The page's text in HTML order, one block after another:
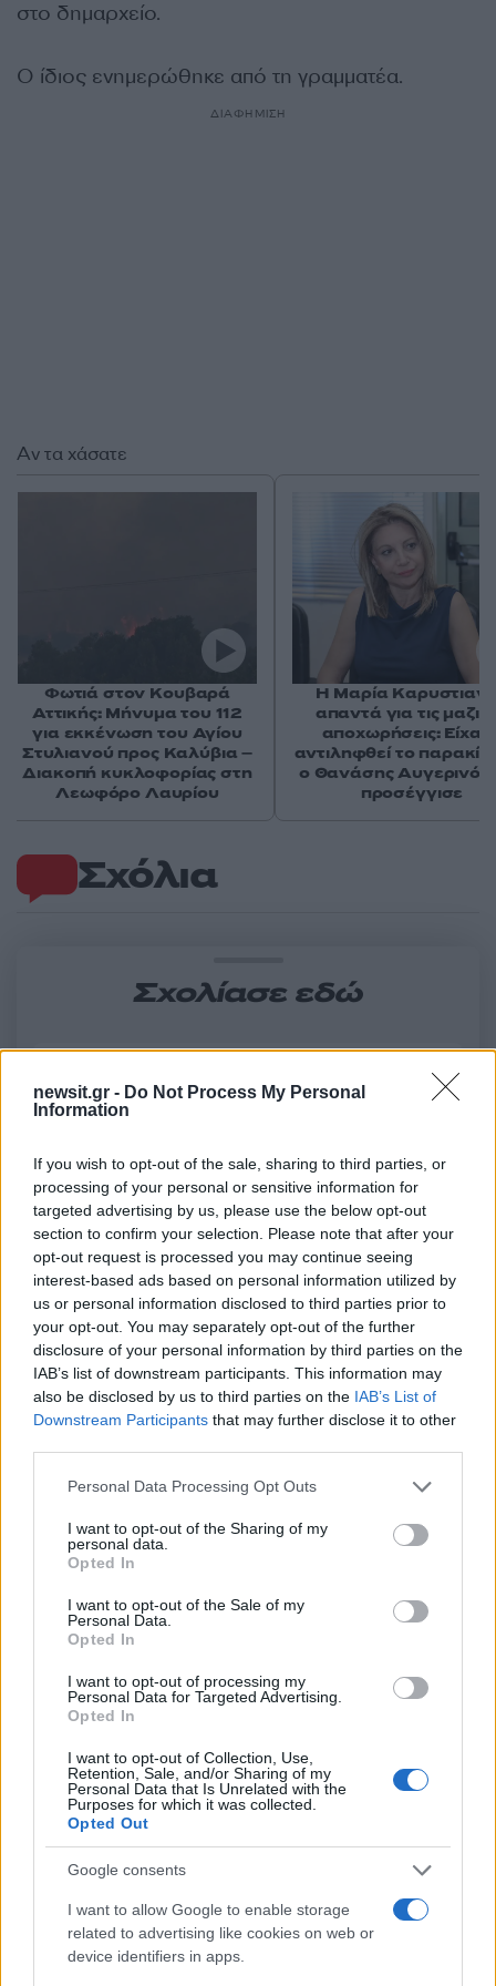
newsit.gr - Do Not Process My Personal
Information
If you wish to opt-out of the sale, sharing to third parties, or
processing of your personal or sensitive information for
targeted advertising by us, please use the below opt-out
section to confirm your selection. Please note that after your
opt-out request is processed you may continue seeing
interest-based ads based on personal information utilized by
us or personal information disclosed to third parties prior to
your opt-out. You may separately opt-out of the further
disclosure of your personal information by third parties on the
IAB’s list of downstream participants. This information may
also be disclosed by us to third parties on the IAB’s List of
Downstream Participants that may further disclose it to other
Please note that this website/app uses one or more Google
not limited to your visit or usage behaviour. You may click to
grant or deny consent to Google and its third-party tags to
use your data for below specified purposes in below Google
consent section.
Personal Data Processing Opt Outs
I want to opt-out of the Sharing of my
personal data.
Opted In
I want to opt-out of the Sale of my
Personal Data.
Opted In
I want to opt-out of processing my
Personal Data for Targeted Advertising.
Opted In
I want to opt-out of Collection, Use,
Retention, Sale, and/or Sharing of my
Personal Data that Is Unrelated with the
Purposes for which it was collected.
Opted Out
Google consents
I want to allow Google to enable storage
related to advertising like cookies on web or
device identifiers in apps.
στο δημαρχείο.
Ο ίδιος ενημερώθηκε από τη γραμματέα.
ΔΙΑΦΗΜΙΣΗ
Σχόλια
Σχολίασε εδώ
2000 /2000
Υποβολή σχολίου
Όροι Χρήσης. Το site προστατεύεται από reCAPTCHA, ισχύουν
Πολιτική Απορρήτου&Όροι Χρήσηςτης Google.
Ελλάδα
ΑΝΔΡΕΑΣ ΠΑΧΑΤΟΥΡΙΔΗΣ
ΦΑΚΕΛΟΣ
Share:
ενημερωθείτε πρώτοι για όλη την ειδησεογραφία και τα
Αν τα χάσατε
Φωτιά στον Κουβαρά
Αττικής: Μήνυμα του 112
για εκκένωση του Αγίου
Στυλιανού προς Καλύβια –
Διακοπή κυκλοφορίας στη
Λεωφόρο Λαυρίου
Η Μαρία
απαντά για τις
αποχωρήσεις:
αντιληφθεί το
ο Θανάσης Αυγερινός
προσέγγισε
Πιο δημοφιλή
Πάρος: «Αν ήταν κάποιος πάνω από την
πισίνα, δε θα είχα θρηνήσει το παιδί μου» –
τα κενά στους ισχυρισμούς του ιδιοκτήτη
του beach bar
Μετέτρεψαν το Σαρακήνικο της Μήλου σε
ελικοδρόμιο – «Πάρκαραν» το ελικόπτερο
τους για να κάνουν μπάνιο
Μπρίτνεϊ Σπίαρς: Έκανε αποτυχημένο
μπότοξ και ανέβασε στο Instagram την
εμπειρία της
Ο δημοσιογράφος Βασίλης Τσεκούρας